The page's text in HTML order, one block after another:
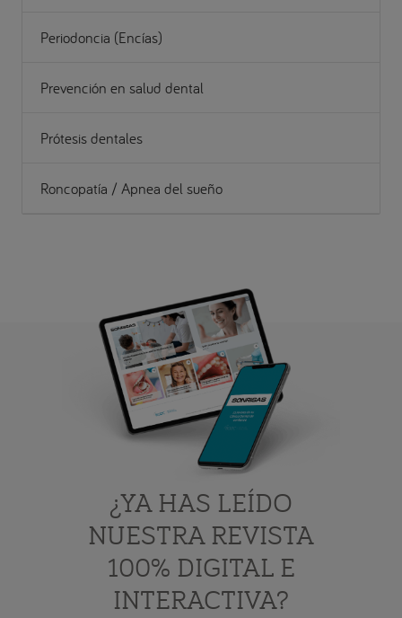
Periodoncia (Encías)
Prevención en salud dental
Prótesis dentales
Roncopatía / Apnea del sueño
¿YA HAS LEÍDO
NUESTRA REVISTA
100% DIGITAL E
INTERACTIVA?